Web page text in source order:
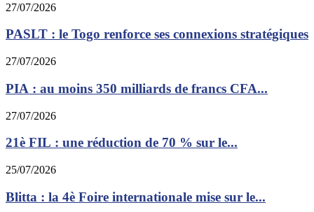
27/07/2026
PASLT : le Togo renforce ses connexions stratégiques
27/07/2026
PIA : au moins 350 milliards de francs CFA...
27/07/2026
21è FIL : une réduction de 70 % sur le...
25/07/2026
Blitta : la 4è Foire internationale mise sur le...